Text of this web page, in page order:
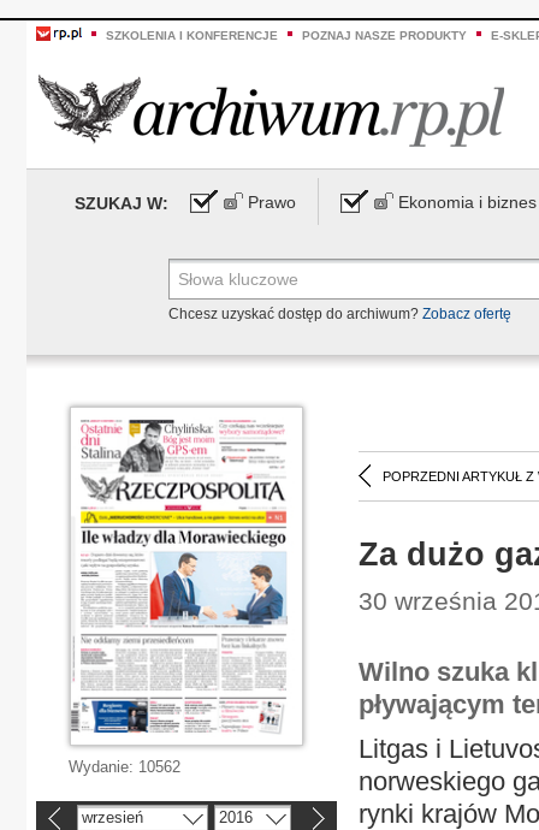
SZKOLENIA I KONFERENCJE POZNAJ NASZE PRODUKTY E-
SZUKAJ W: Prawo Ekonomia i biznes
Chcesz uzyskać dostęp do archiwum? Zobacz ofertę
POPRZEDNI ARTYKUŁ Z
Za dużo
30 września
Wilno szuka
pływającym
Litgas i
norweskiego
rynki krajów
Wydanie: 10562
wrzesień 2016